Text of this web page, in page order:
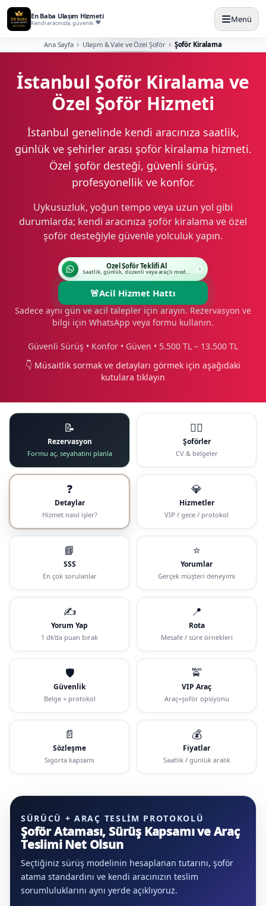
En Baba Ulaşım Hizmeti
Kendi aracınızla, güvenle. Menü
Ana Sayfa Ulaşım & Vale ve Özel Şoför Şoför Kiralama
İstanbul Şoför Kiralama ve
Özel Şoför Hizmeti
İstanbul genelinde kendi aracınıza saatlik,
günlük ve şehirler arası şoför kiralama hizmeti.
Özel şoför desteği, güvenli sürüş,
profesyonellik ve konfor.
Uykusuzluk, yoğun tempo veya uzun yol gibi
durumlarda; kendi aracınıza şoför kiralama ve özel
şoför desteğiyle güvenle yolculuk yapın.
Özel Şoför Teklifi Al
Saatlik, günlük, düzenli veya araçlı modeli seçin.
🚨Acil Hizmet Hattı
Sadece aynı gün ve acil talepler için arayın. Rezervasyon ve
bilgi için WhatsApp veya formu kullanın.
Güvenli Sürüş • Konfor • Güven • 5.500 TL – 13.500 TL
👇 Müsaitlik sormak ve detayları görmek için aşağıdaki
kutulara tıklayın
📝
Rezervasyon
Formu aç, seyahatini planla
🧑‍✈️
Şoförler
CV & belgeler
❓
Detaylar
Hizmet nasıl işler?
💎
Hizmetler
VIP / gece / protokol
📘
SSS
En çok sorulanlar
⭐
Yorumlar
Gerçek müşteri deneyimi
✍️
Yorum Yap
1 dk’da puan bırak
📍
Rota
Mesafe / süre örnekleri
🛡️
Güvenlik
Belge + protokol
🚖
VIP Araç
Araç+şoför opsiyonu
📄
Sözleşme
Sigorta kapsamı
💰
Fiyatlar
Saatlik / günlük aralık
SÜRÜCÜ + ARAÇ TESLIM PROTOKOLÜ
Şoför Ataması, Sürüş Kapsamı ve Araç
Teslimi Net Olsun
Seçtiğiniz sürüş modelinin hesaplanan tutarını, şoför
atama standardını ve kendi aracınızın teslim
sorumluluklarını aynı yerde açıklıyoruz.